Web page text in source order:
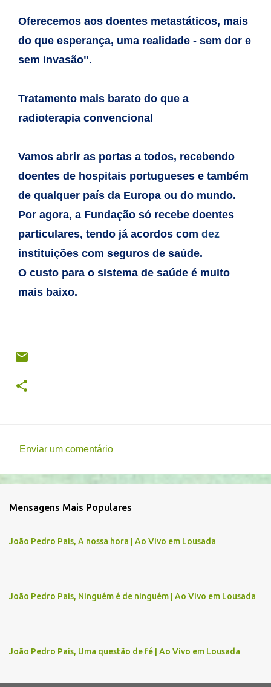
Oferecemos aos doentes metastáticos, mais
do que esperança, uma realidade - sem dor e
sem invasão".
Tratamento mais barato do que a
radioterapia convencional
Vamos abrir as portas a todos, recebendo
doentes de hospitais portugueses e também
de qualquer país da Europa ou do mundo.
Por agora, a Fundação só recebe doentes
particulares, tendo já acordos com dez
instituições com seguros de saúde.
O custo para o sistema de saúde é muito
mais baixo.
e
t
i
Enviar um comentário
Mensagens Mais Populares
João Pedro Pais, A nossa hora | Ao Vivo em Lousada
João Pedro Pais, Ninguém é de ninguém | Ao Vivo em Lousada
João Pedro Pais, Uma questão de fé | Ao Vivo em Lousada